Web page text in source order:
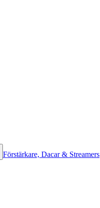
Förstärkare, Dacar & Streamers